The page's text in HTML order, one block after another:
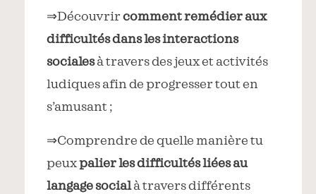
⇒Découvrircomment remédier aux
difficultés dans les interactions
socialesà travers des jeux et activités
ludiques afin de progresser tout en
s’amusant ;
⇒Comprendre de quelle manière tu
peuxpalier les difficultés liées au
langage socialà travers différents